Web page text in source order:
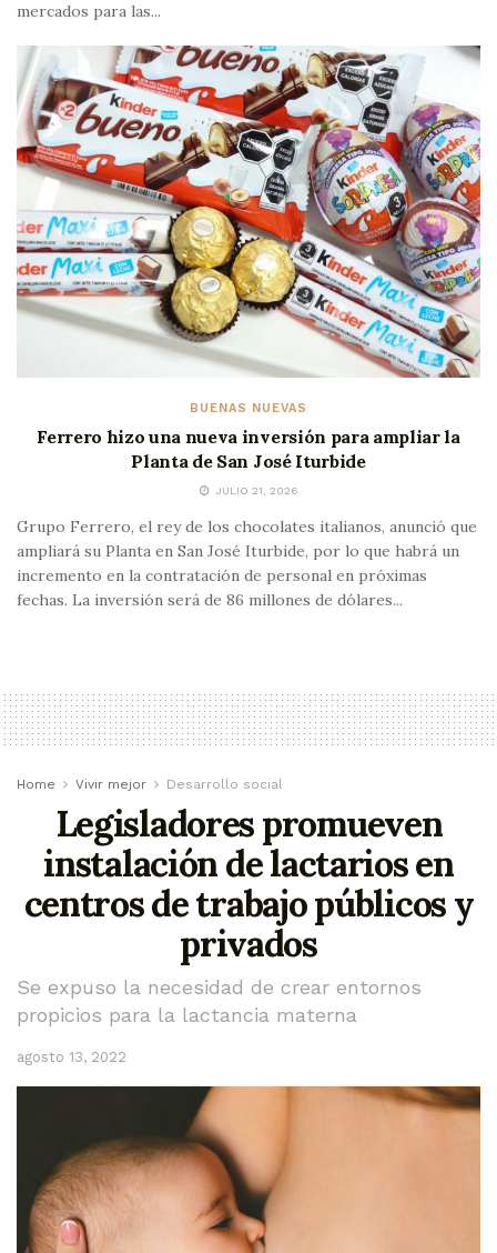
mercados para las...
BUENAS NUEVAS
Ferrero hizo una nueva inversión para ampliar la
Planta de San José Iturbide
JULIO 21, 2026
Grupo Ferrero, el rey de los chocolates italianos, anunció que
ampliará su Planta en San José Iturbide, por lo que habrá un
incremento en la contratación de personal en próximas
fechas. La inversión será de 86 millones de dólares...
Home Vivir mejor Desarrollo social
Legisladores promueven
instalación de lactarios en
centros de trabajo públicos y
privados
Se expuso la necesidad de crear entornos
propicios para la lactancia materna
agosto 13, 2022